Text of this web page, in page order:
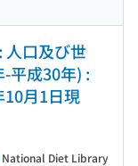
人口及び世
平成30年) :
10月1日現
National Diet Library